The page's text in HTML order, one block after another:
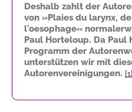
Deshalb zahlt der
von »Plaies du larynx,
l'oesophage«
Paul Horteloup. Da
Programm der
unterstützen wir mit
Autorenvereinigungen. [1]